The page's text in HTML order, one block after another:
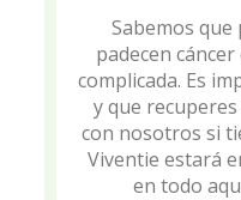
Sabemos que
padecen
complicada. Es
y que
con nosotros si
Viventie estará
en todo